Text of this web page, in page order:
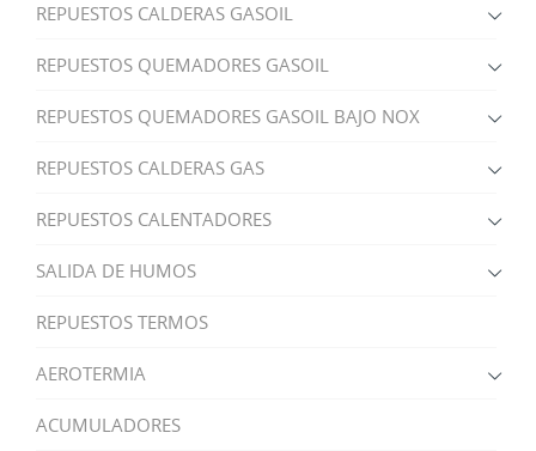
REPUESTOS CALDERAS GASOIL
REPUESTOS QUEMADORES GASOIL
REPUESTOS QUEMADORES GASOIL BAJO NOX
REPUESTOS CALDERAS GAS
REPUESTOS CALENTADORES
SALIDA DE HUMOS
REPUESTOS TERMOS
AEROTERMIA
ACUMULADORES